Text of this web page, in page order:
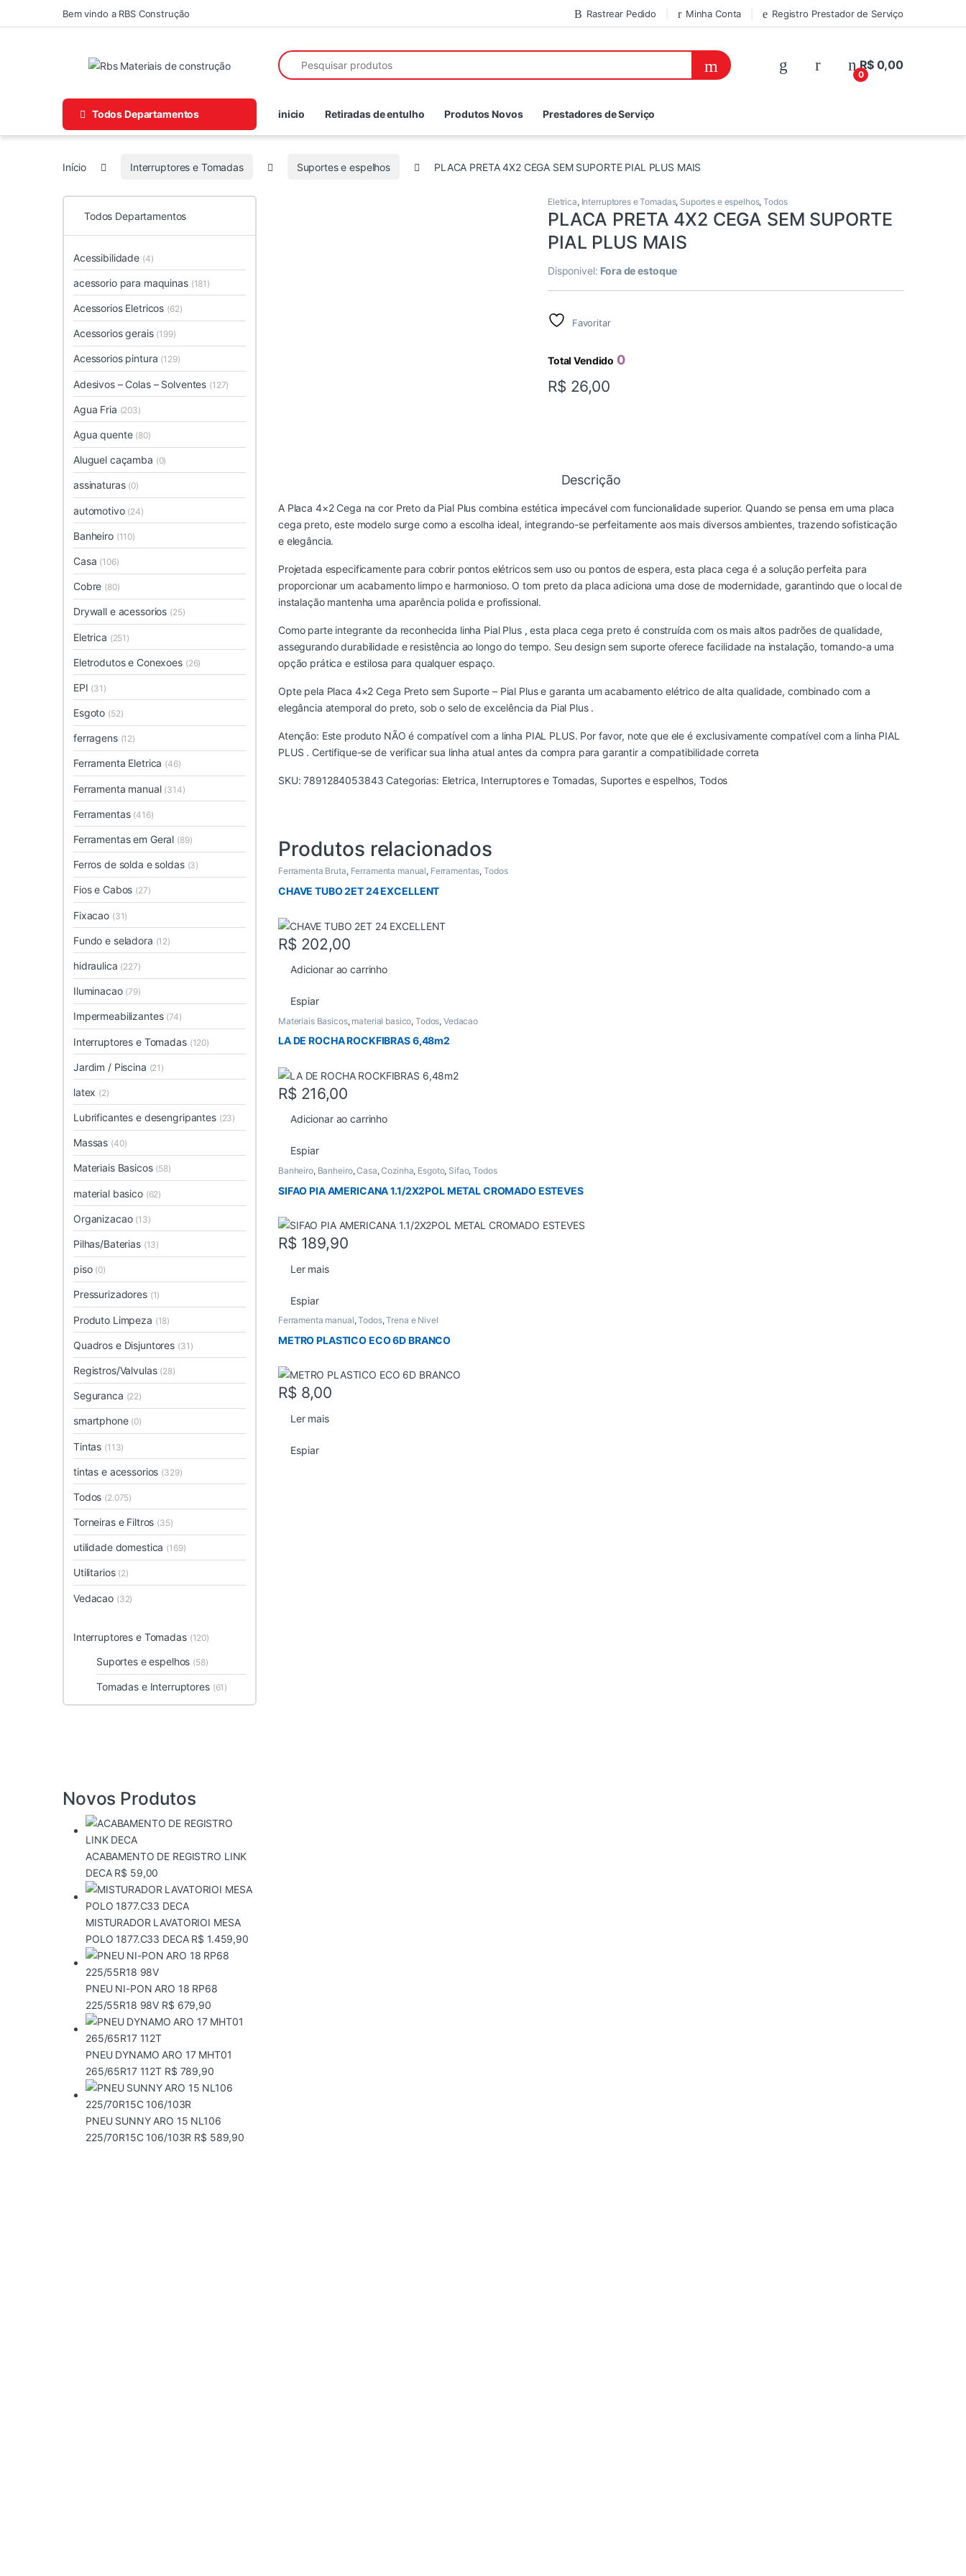
Skip to navigation
Skip to contentBem vindo a RBS Construção Rastrear Pedido Minha Conta Registro Prestador de Serviço
Search for:
0
R$0,00
Todos Departamentos inicio Retiradas de entulho Produtos Novos Prestadores de Serviço
Início Interruptores e Tomadas Suportes e espelhos PLACA PRETA 4X2 CEGA SEM SUPORTE PIAL PLUS MAIS
Eletrica, Interruptores e Tomadas, Suportes e espelhos,Todos
PLACA PRETA 4X2 CEGA SEM SUPORTE
PIAL PLUS MAIS
Disponivel: Fora de estoque
Favoritar
Total Vendido 0
R$ 26,00
Descrição
A Placa 4×2 Cega na cor Preto da Pial Plus combina estética impecável com funcionalidade superior. Quando se pensa em uma placa
cega preto, este modelo surge como a escolha ideal, integrando-se perfeitamente aos mais diversos ambientes, trazendo sofisticação
e elegância.
Projetada especificamente para cobrir pontos elétricos sem uso ou pontos de espera, esta placa cega é a solução perfeita para
proporcionar um acabamento limpo e harmonioso. O tom preto da placa adiciona uma dose de modernidade, garantindo que o local de
instalação mantenha uma aparência polida e profissional.
Como parte integrante da reconhecida linha Pial Plus , esta placa cega preto é construída com os mais altos padrões de qualidade,
assegurando durabilidade e resistência ao longo do tempo. Seu design sem suporte oferece facilidade na instalação, tornando-a uma
opção prática e estilosa para qualquer espaço.
Opte pela Placa 4×2 Cega Preto sem Suporte – Pial Plus e garanta um acabamento elétrico de alta qualidade, combinado com a
elegância atemporal do preto, sob o selo de excelência da Pial Plus .
Atenção: Este produto NÃO é compatível com a linha PIAL PLUS. Por favor, note que ele é exclusivamente compatível com a linha PIAL
PLUS . Certifique-se de verificar sua linha atual antes da compra para garantir a compatibilidade correta
SKU:7891284053843 Categorias: Eletrica, Interruptores e Tomadas, Suportes e espelhos, Todos
Produtos relacionados
Ferramenta Bruta, Ferramenta manual, Ferramentas,Todos
CHAVE TUBO 2ET 24 EXCELLENT
R$ 202,00
Adicionar ao carrinho
Espiar
Materiais Basicos, material basico, Todos,Vedacao
LA DE ROCHA ROCKFIBRAS 6,48m2
R$ 216,00
Adicionar ao carrinho
Espiar
Banheiro, Banheiro,Casa,Cozinha, Esgoto, Sifao,Todos
SIFAO PIA AMERICANA 1.1/2X2POL METAL CROMADO ESTEVES
R$ 189,90
Ler mais
Espiar
Ferramenta manual,Todos,Trena e Nivel
METRO PLASTICO ECO 6D BRANCO
R$ 8,00
Ler mais
Espiar
Todos Departamentos
Acessibilidade (4)
acessorio para maquinas (181)
Acessorios Eletricos (62)
Acessorios gerais (199)
Acessorios pintura (129)
Adesivos – Colas – Solventes (127)
Agua Fria (203)
Agua quente (80)
Aluguel caçamba (0)
assinaturas (0)
automotivo (24)
Banheiro (110)
Casa (106)
Cobre (80)
Drywall e acessorios (25)
Eletrica (251)
Eletrodutos e Conexoes (26)
EPI (31)
Esgoto (52)
ferragens (12)
Ferramenta Eletrica (46)
Ferramenta manual (314)
Ferramentas (416)
Ferramentas em Geral (89)
Ferros de solda e soldas (3)
Fios e Cabos (27)
Fixacao (31)
Fundo e seladora (12)
hidraulica (227)
Iluminacao (79)
Impermeabilizantes (74)
Interruptores e Tomadas (120)
Jardim / Piscina (21)
latex (2)
Lubrificantes e desengripantes (23)
Massas (40)
Materiais Basicos (58)
material basico (62)
Organizacao (13)
Pilhas/Baterias (13)
piso (0)
Pressurizadores (1)
Produto Limpeza (18)
Quadros e Disjuntores (31)
Registros/Valvulas (28)
Seguranca (22)
smartphone (0)
Tintas (113)
tintas e acessorios (329)
Todos (2.075)
Torneiras e Filtros (35)
utilidade domestica (169)
Utilitarios (2)
Vedacao (32)
Interruptores e Tomadas (120)
Suportes e espelhos (58)
Tomadas e Interruptores (61)
Novos Produtos
ACABAMENTO DE REGISTRO LINK
DECA R$ 59,00
MISTURADOR LAVATORIOI MESA
POLO 1877.C33 DECA R$ 1.459,90
PNEU NI-PON ARO 18 RP68
225/55R18 98V R$ 679,90
PNEU DYNAMO ARO 17 MHT01
265/65R17 112T R$ 789,90
PNEU SUNNY ARO 15 NL106
225/70R15C 106/103R R$ 589,90